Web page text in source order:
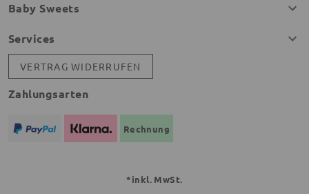
Baby Sweets
Services
VERTRAG WIDERRUFEN
Zahlungsarten
Rechnung
*inkl. MwSt.